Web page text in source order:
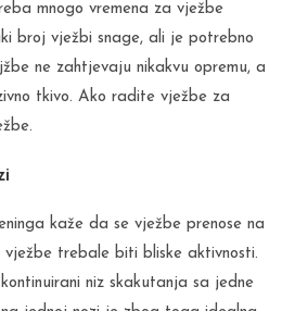
mnogo vremena za vježbe
broj vježbi snage, ali je potrebno
ne zahtjevaju nikakvu opremu, a
tkivo. Ako radite vježbe za
kaže da se vježbe prenose na
trebale biti bliske aktivnosti.
niz skakutanja sa jedne